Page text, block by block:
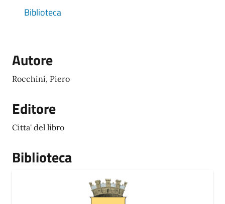
Biblioteca
Autore
Rocchini, Piero
Editore
Citta' del libro
Biblioteca